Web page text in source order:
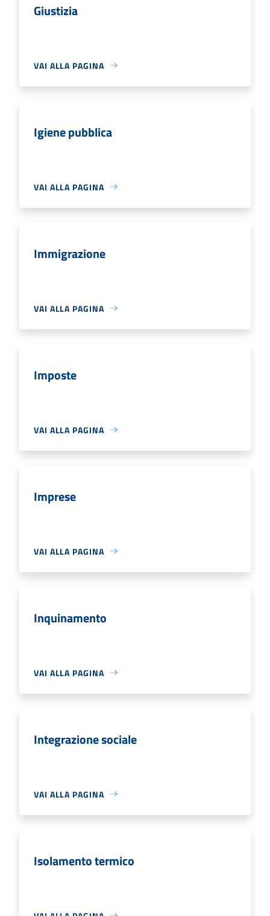
Giustizia
VAI ALLA PAGINA
Igiene pubblica
VAI ALLA PAGINA
Immigrazione
VAI ALLA PAGINA
Imposte
VAI ALLA PAGINA
Imprese
VAI ALLA PAGINA
Inquinamento
VAI ALLA PAGINA
Integrazione sociale
VAI ALLA PAGINA
Isolamento termico